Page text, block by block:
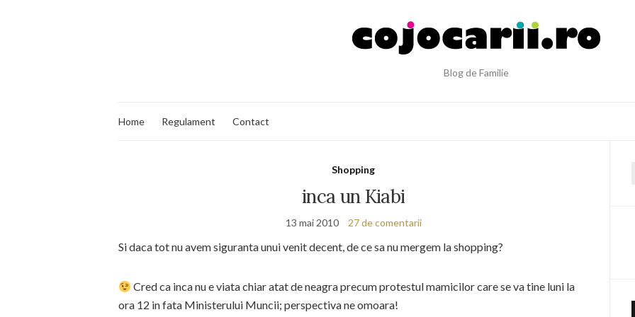
Blog de Familie
Home Regulament Contact
Shopping
inca un Kiabi
13 mai 2010 27 de comentarii
Si daca tot nu avem siguranta unui venit decent, de ce sa nu mergem la shopping?
Cred ca inca nu e viata chiar atat de neagra precum protestul mamicilor care se va tine luni la
ora 12 in fata Ministerului Muncii; perspectiva ne omoara!